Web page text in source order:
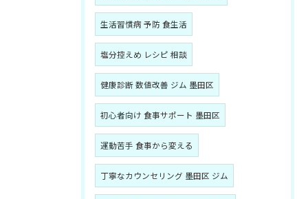
生活習慣病 予防 食生活
塩分控えめ レシピ 相談
健康診断 数値改善 ジム 墨田区
初心者向け 食事サポート 墨田区
運動苦手 食事から変える
丁寧なカウンセリング 墨田区 ジム